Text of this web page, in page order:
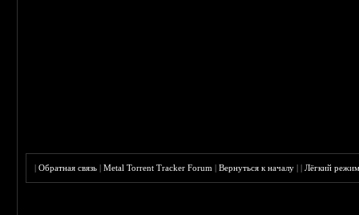
|Обратная связь |Metal Torrent Tracker Forum |Вернуться к началу ||Лёгкий